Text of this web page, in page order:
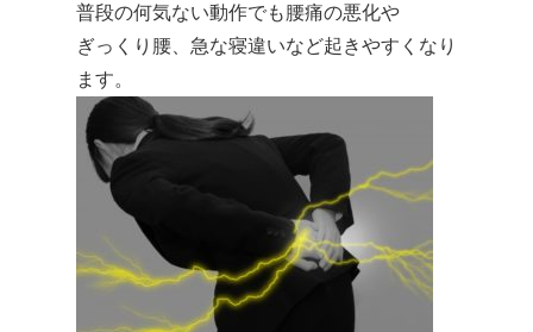
普段の何気ない動作でも腰痛の悪化や
ぎっくり腰、急な寝違いなど起きやすくなり
ます。